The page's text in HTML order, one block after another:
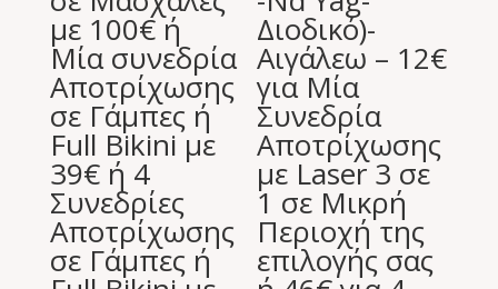
με 100€ ή
Μία συνεδρία
Αποτρίχωσης
σε Γάμπες ή
Full Bikini με
39€ ή 4
Συνεδρίες
Αποτρίχωσης
σε Γάμπες ή
Διοδικό)-
Αιγάλεω – 12€
για Μία
Συνεδρία
Αποτρίχωσης
με Laser 3 σε
1 σε Μικρή
Περιοχή της
επιλογής σας